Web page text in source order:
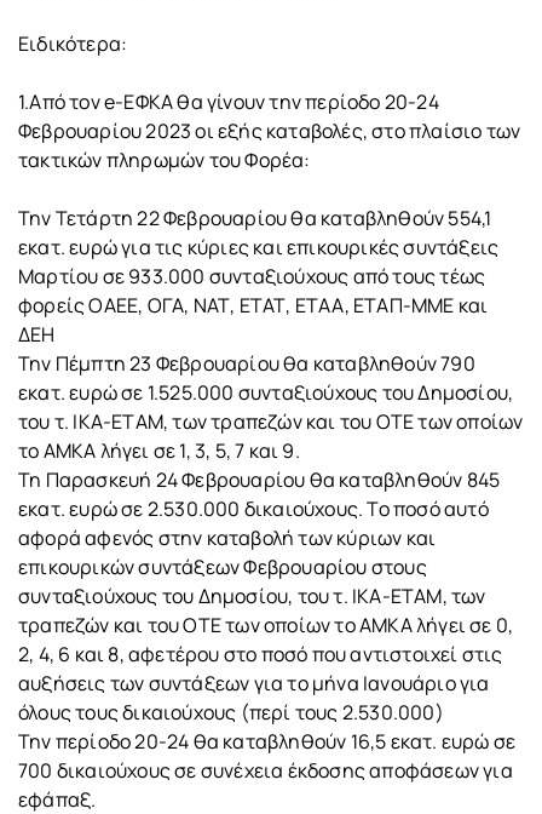
Ειδικότερα:
1.Από τον e-ΕΦΚΑ θα γίνουν την περίοδο 20-24
Φεβρουαρίου 2023 οι εξής καταβολές, στο πλαίσιο των
τακτικών πληρωμών του Φορέα:
Την Τετάρτη 22 Φεβρουαρίου θα καταβληθούν 554,1
εκατ. ευρώ για τις κύριες και επικουρικές συντάξεις
Μαρτίου σε 933.000 συνταξιούχους από τους τέως
φορείς ΟΑΕΕ, ΟΓΑ, ΝΑΤ, ΕΤΑΤ, ΕΤΑΑ, ΕΤΑΠ-ΜΜΕ και
ΔΕΗ
Την Πέμπτη 23 Φεβρουαρίου θα καταβληθούν 790
εκατ. ευρώ σε 1.525.000 συνταξιούχους του Δημοσίου,
του τ. ΙΚΑ-ΕΤΑΜ, των τραπεζών και του ΟΤΕ των οποίων
το ΑΜΚΑ λήγει σε 1, 3, 5, 7 και 9.
Τη Παρασκευή 24 Φεβρουαρίου θα καταβληθούν 845
εκατ. ευρώ σε 2.530.000 δικαιούχους. Το ποσό αυτό
αφορά αφενός στην καταβολή των κύριων και
επικουρικών συντάξεων Φεβρουαρίου στους
συνταξιούχους του Δημοσίου, του τ. ΙΚΑ-ΕΤΑΜ, των
τραπεζών και του ΟΤΕ των οποίων το ΑΜΚΑ λήγει σε 0,
2, 4, 6 και 8, αφετέρου στο ποσό που αντιστοιχεί στις
αυξήσεις των συντάξεων για το μήνα Ιανουάριο για
όλους τους δικαιούχους (περί τους 2.530.000)
Την περίοδο 20-24 θα καταβληθούν 16,5 εκατ. ευρώ σε
700 δικαιούχους σε συνέχεια έκδοσης αποφάσεων για
εφάπαξ.